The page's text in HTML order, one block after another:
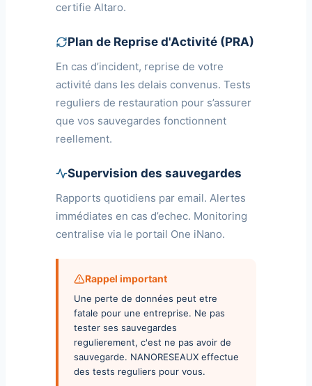
certifie Altaro.
Plan de Reprise d'Activité (PRA)
En cas d’incident, reprise de votre
activité dans les delais convenus. Tests
reguliers de restauration pour s’assurer
que vos sauvegardes fonctionnent
reellement.
Supervision des sauvegardes
Rapports quotidiens par email. Alertes
immédiates en cas d’echec. Monitoring
centralise via le portail One iNano.
Rappel important
Une perte de données peut etre
fatale pour une entreprise. Ne pas
tester ses sauvegardes
regulierement, c'est ne pas avoir de
sauvegarde. NANORESEAUX effectue
des tests reguliers pour vous.